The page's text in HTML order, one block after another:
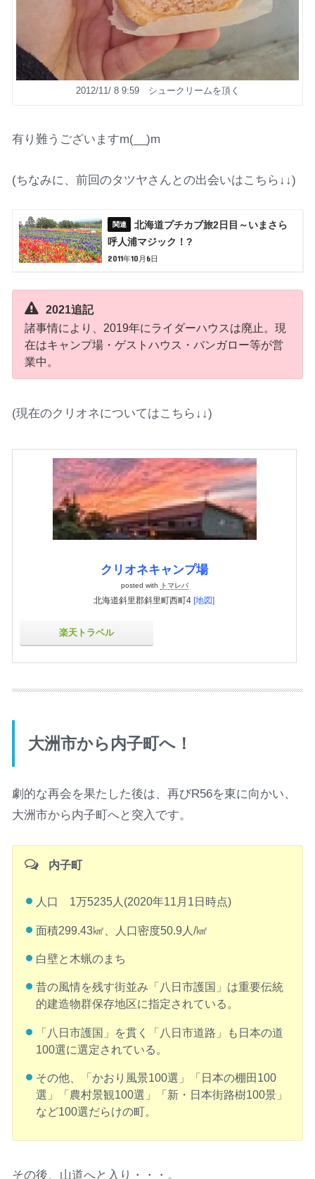
2012/11/ 8 9:59 シュークリームを頂く
有り難うございますm(__)m
(ちなみに、前回のタツヤさんとの出会いはこちら↓↓)
北海道プチカブ旅2日目～いまさら
呼人浦マジック！?
2011年10月6日
2021追記
諸事情により、2019年にライダーハウスは廃止。現
在はキャンプ場・ゲストハウス・バンガロー等が営
業中。
(現在のクリオネについてはこちら↓↓)
クリオネキャンプ場
posted with トマレバ
北海道斜里郡斜里町西町4 [地図]
楽天トラベル
大洲市から内子町へ！
劇的な再会を果たした後は、再びR56を東に向かい、
大洲市から内子町へと突入です。
内子町
人口 1万5235人(2020年11月1日時点)
面積299.43㎢、人口密度50.9人/㎢
白壁と木蝋のまち
昔の風情を残す街並み「八日市護国」は重要伝統
的建造物群保存地区に指定されている。
「八日市護国」を貫く「八日市道路」も日本の道
100選に選定されている。
その他、「かおり風景100選」「日本の棚田100
選」「農村景観100選」「新・日本街路樹100景」
など100選だらけの町。
その後、山道へと入り・・・。